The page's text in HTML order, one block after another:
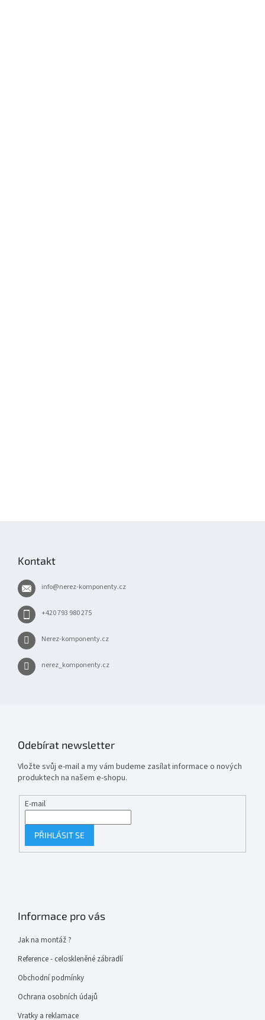
Kontakt
info@nerez-komponenty.cz
+420 793 980 275
Nerez-komponenty.cz
nerez_komponenty.cz
Odebírat newsletter
Vložte svůj e-mail a my vám budeme zasílat informace o nových
produktech na našem e-shopu.
E-mail
PŘIHLÁSIT SE
Informace pro vás
Jak na montáž ?
Reference - celoskleněné zábradlí
Obchodní podmínky
Ochrana osobních údajů
Vratky a reklamace